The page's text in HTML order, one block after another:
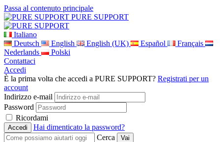
Passa al contenuto principale
PURE SUPPORT
Italiano
Deutsch
English English (UK) Español
Français
Nederlands
Polski
Contattaci
Accedi
È la prima volta che accedi a PURE SUPPORT? Registrati per un
account
Indirizzo e-mail
Password
Ricordami
Hai dimenticato la password?
Cerca